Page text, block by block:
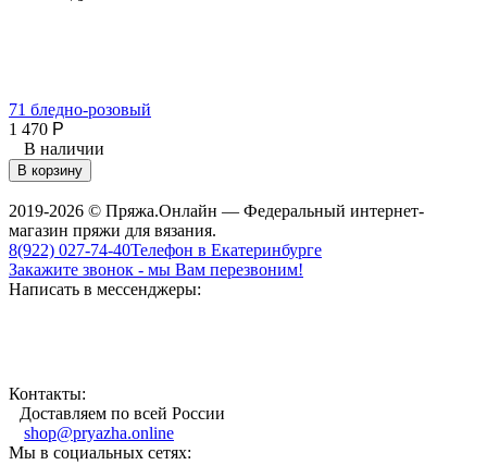
71 бледно-розовый
1 470 Р
В наличии
В корзину
2019-2026 © Пряжа.Онлайн — Федеральный интернет-
магазин пряжи для вязания.
8(922) 027-74-40Телефон в Екатеринбурге
Закажите звонок - мы Вам перезвоним!
Написать в мессенджеры:
Контакты:
Доставляем по всей России
shop@pryazha.online
Мы в социальных сетях: